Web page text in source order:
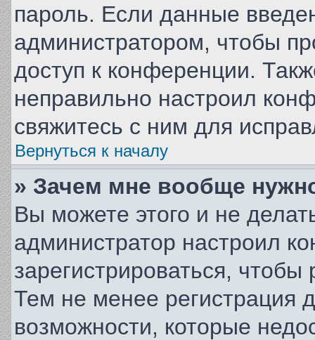
пароль. Если данные
администратором, чтобы
доступ к конференции.
неправильно настроил
свяжитесь с ним для
Вернуться к началу
» Зачем мне вообще
Вы можете этого и не
администратор настроил
зарегистрироваться,
Тем не менее регистрация
возможности, которые